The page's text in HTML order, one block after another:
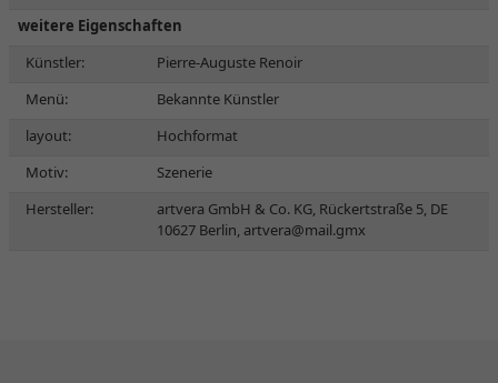
weitere Eigenschaften
Künstler:
Pierre-Auguste Renoir
Menü:
Bekannte Künstler
layout:
Hochformat
Motiv:
Szenerie
Hersteller:
artvera GmbH & Co. KG, Rückertstraße 5, DE
10627 Berlin, artvera@mail.gmx